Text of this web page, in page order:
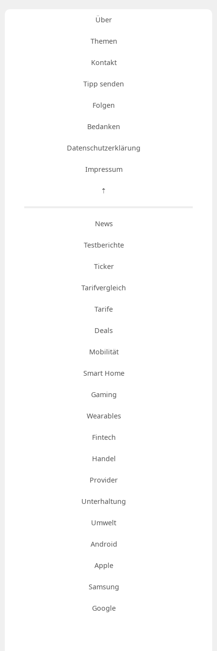
Über
Themen
Kontakt
Tipp senden
Folgen
Bedanken
Datenschutzerklärung
Impressum
⇡
News
Testberichte
Ticker
Tarifvergleich
Tarife
Deals
Mobilität
Smart Home
Gaming
Wearables
Fintech
Handel
Provider
Unterhaltung
Umwelt
Android
Apple
Samsung
Google